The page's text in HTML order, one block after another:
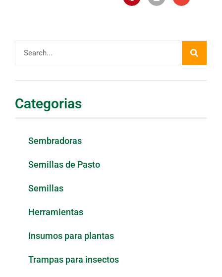
Categorias
Sembradoras
Semillas de Pasto
Semillas
Herramientas
Insumos para plantas
Trampas para insectos